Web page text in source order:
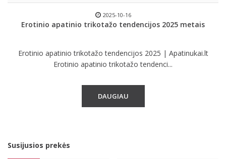
2025-10-16
Erotinio apatinio trikotažo tendencijos 2025 metais
Erotinio apatinio trikotažo tendencijos 2025 | Apatinukai.lt
Erotinio apatinio trikotažo tendenci...
DAUGIAU
Susijusios prekės